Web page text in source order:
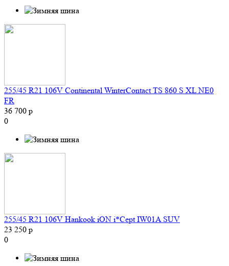
255/45 R21 106V Continental WinterContact TS 860 S XL NE0
FR
36 700 р
0
255/45 R21 106V Hankook iON i*Cept IW01A SUV
23 250 р
0